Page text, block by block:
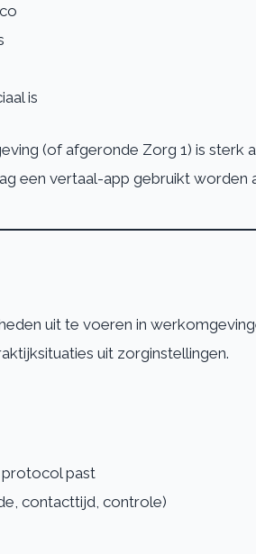
is
(of afgeronde Zorg 1) is
een vertaal-app gebruikt
uit te voeren in
uit zorginstellingen.
protocol past
contacttijd, controle)